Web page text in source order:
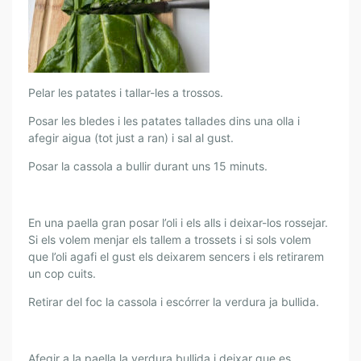
Pelar les patates i tallar-les a trossos.
Posar les bledes i les patates tallades dins una olla i
afegir aigua (tot just a ran) i sal al gust.
Posar la cassola a bullir durant uns 15 minuts.
En una paella gran posar l’oli i els alls i deixar-los rossejar.
Si els volem menjar els tallem a trossets i si sols volem
que l’oli agafi el gust els deixarem sencers i els retirarem
un cop cuits.
Retirar del foc la cassola i escórrer la verdura ja bullida.
Afegir a la paella la verdura bullida i deixar que es